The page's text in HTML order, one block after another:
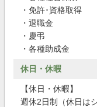
・免許･資格取得
・退職金
・慶弔
・各種助成金
休日・休暇
【休日・休暇】
週休2日制（休日は